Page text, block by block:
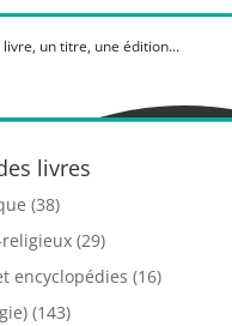
livres
(38)
(29)
encyclopédies (16)
(143)